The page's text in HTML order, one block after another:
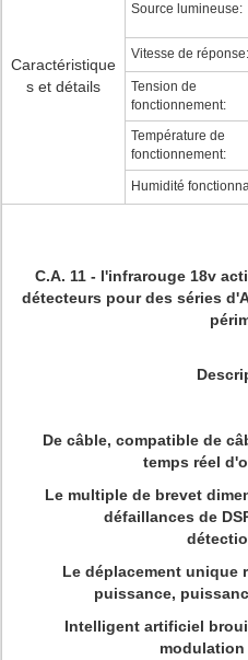
Caractéristique
s et détails
Source lumineuse:
Vitesse de réponse:
Tension de
fonctionnement:
Température de
fonctionnement:
Humidité
C.A. 11 - l'infrarouge 18v
détecteurs pour des séries
De câble, compatible de
temps réel
Le multiple de brevet
défaillances de
Le déplacement unique
puissance,
Intelligent artificiel
modulation